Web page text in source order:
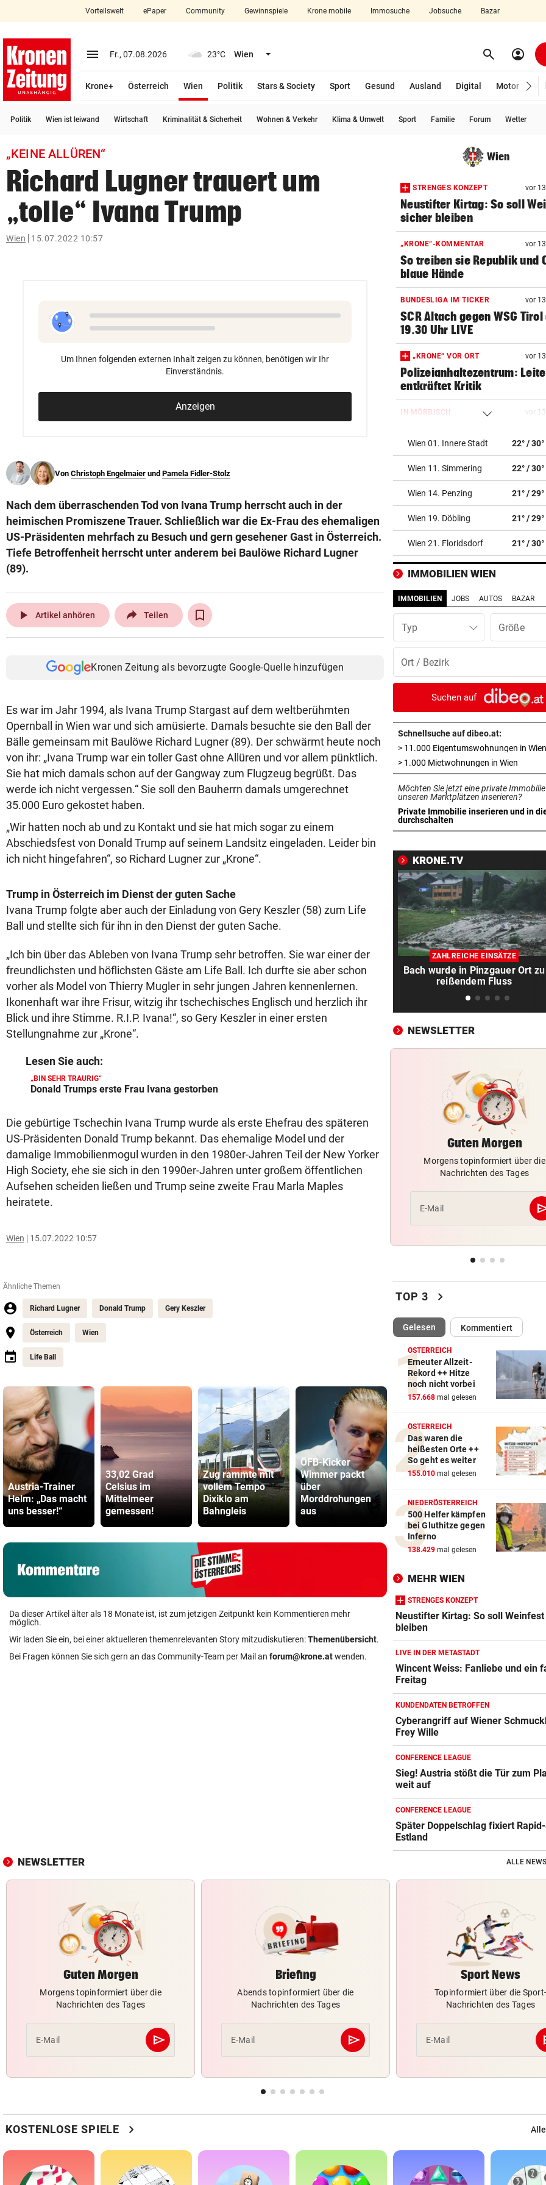
closeSchließen
account_circle Anmelden
arrow_right
bookmark
search
Suchbegriff
eingeben
Vorteilswelt ePaper Community Gewinnspiele Krone mobile Immosuche Jobsuche Bazar
menu Menü aufklappen
Fr., 07.08.2026 23°C Wien Menü aufklappen search Suchen
account_circle
Krone+ Österreich Wien
Politik
Stars & Society Sport Gesund Ausland Digital Motor
Politik Wien ist leiwand Wirtschaft Kriminalität & Sicherheit Wohnen & Verkehr Klima & Umwelt Sport Familie Forum Wetter
„KEINE ALLÜREN“
Richard Lugner trauert um
„tolle“ Ivana Trump
Wien 15.07.2022 10:57
Um Ihnen folgenden externen Inhalt zeigen zu können, benötigen wir Ihr
Einverständnis.
Anzeigen
Von Christoph Engelmaier und Pamela Fidler-Stolz
Nach dem überraschenden Tod von Ivana Trump herrscht auch in der
heimischen Promiszene Trauer. Schließlich war die Ex-Frau des ehemaligen
US-Präsidenten mehrfach zu Besuch und gern gesehener Gast in Österreich.
Tiefe Betroffenheit herrscht unter anderem bei Baulöwe Richard Lugner
(89).
play_arrow Artikel anhören Teilen
Kronen Zeitung als bevorzugte Google-Quelle hinzufügen
Es war im Jahr 1994, als Ivana Trump Stargast auf dem weltberühmten
Opernball in Wien war und sich amüsierte. Damals besuchte sie den Ball der
Bälle gemeinsam mit Baulöwe Richard Lugner (89). Der schwärmt heute noch
von ihr: „Ivana Trump war ein toller Gast ohne Allüren und vor allem pünktlich.
Sie hat mich damals schon auf der Gangway zum Flugzeug begrüßt. Das
werde ich nicht vergessen.“ Sie soll den Bauherrn damals umgerechnet
35.000 Euro gekostet haben.
„Wir hatten noch ab und zu Kontakt und sie hat mich sogar zu einem
Abschiedsfest von Donald Trump auf seinem Landsitz eingeladen. Leider bin
ich nicht hingefahren“, so Richard Lugner zur „Krone“.
Trump in Österreich im Dienst der guten Sache
Ivana Trump folgte aber auch der Einladung von Gery Keszler (58) zum Life
Ball und stellte sich für ihn in den Dienst der guten Sache.
„Ich bin über das Ableben von Ivana Trump sehr betroffen. Sie war einer der
freundlichsten und höflichsten Gäste am Life Ball. Ich durfte sie aber schon
vorher als Model von Thierry Mugler in sehr jungen Jahren kennenlernen.
Ikonenhaft war ihre Frisur, witzig ihr tschechisches Englisch und herzlich ihr
Blick und ihre Stimme. R.I.P. Ivana!“, so Gery Keszler in einer ersten
Stellungnahme zur „Krone“.
Lesen Sie auch:
„BIN SEHR TRAURIG“
Donald Trumps erste Frau Ivana gestorben
Die gebürtige Tschechin Ivana Trump wurde als erste Ehefrau des späteren
US-Präsidenten Donald Trump bekannt. Das ehemalige Model und der
damalige Immobilienmogul wurden in den 1980er-Jahren Teil der New Yorker
High Society, ehe sie sich in den 1990er-Jahren unter großem öffentlichen
Aufsehen scheiden ließen und Trump seine zweite Frau Marla Maples
heiratete.
Wien 15.07.2022 10:57
Ähnliche Themen
Richard Lugner Donald Trump Gery Keszler
Österreich Wien
Life Ball
Austria-Trainer
Helm: „Das macht
uns besser!“
33,02 Grad
Celsius im
Mittelmeer
gemessen!
Zug rammte mit
vollem Tempo
Dixiklo am
Bahngleis
ÖFB-Kicker
Wimmer packt
über
Morddrohungen
aus
„Habe Fiakerlied
mit dem
Bürgermeister
gesungen“
Anwalt:
begegnet“
Da dieser Artikel älter als 18 Monate ist, ist zum jetzigen Zeitpunkt kein Kommentieren mehr
möglich.
Wir laden Sie ein, bei einer aktuelleren themenrelevanten Story mitzudiskutieren:Themenübersicht.
Bei Fragen können Sie sich gern an das Community-Team per Mail an forum@krone.atwenden.
Wien
STRENGES KONZEPT vor
Neustifter Kirtag: So soll
sicher bleiben
„KRONE“-KOMMENTAR vor
So treiben sie Republik und
blaue Hände
BUNDESLIGA IM TICKER vor
SCR Altach gegen WSG Tirol
19.30 Uhr LIVE
„KRONE“ VOR ORT vor
Polizeianhaltezentrum:
entkräftet Kritik
IN MÖRBISCH vor
Andrea Berg live
ELTERN SCHLUGEN ALARM vor
Lottogewinner schickte
Bilder an Teenager
OKTOBERFEST 2026 vor
Leni Klum präsentiert eigene
Dirndl-Kollektion
„KRONE“-KOMMENTAR
Ein Sieg des Antisemitismus
AUF BURG TAGGENBRUNN
„Totale Eskalation“ mit
WETTLAUF IN EUROPA vor
Wann kommen die Robotaxis
nach Österreich?
MEGA-PROJEKT WACKELT vor
„Im Ausland rollen sie uns
roten Teppich aus“
LIVE IN DER METASTADT vor 5
Wincent Weiss: Fanliebe
falscher Freitag
20 x iPhone 16 mit Krone
Abo zu gewinnen!
WOHL SCHWER VERLETZT
„Sah sehr schlimm aus“ –
um Salzburg-Kicker
BULLEN-NOTEN IM DETAIL
Kapitän und „Zauber-
Austria-Trainer Helm: „Das
uns besser!“
KUNDENDATEN BETROFFEN
Cyberangriff auf Wiener
Schmuckhändler Frey Wille
EUROPA-LEAGUE-QUALI
Joker Tabakovic führt
Last-Minute-Sieg
Erste Anklage gegen Israeli
Gaza-Krieg
Sportboss Katzer: „Fahren
Wien 01. Innere Stadt 22° / 30°
Wien 11. Simmering 22° / 30°
Wien 14. Penzing 21° / 29°
Wien 19. Döbling 21° / 29°
Wien 21. Floridsdorf 21° / 30°
IMMOBILIEN WIEN
IMMOBILIEN JOBS AUTOS BAZAR
Typ
Suchen auf
Schnellsuche auf dibeo.at:
> 11.000 Eigentumswohnungen in Wien
> 1.000 Mietwohnungen in Wien
Möchten Sie jetzt eine private
unseren Marktplätzen inserieren?
Private Immobilie inserieren und in
durchschalten
in neuem Tab öffnen
KRONE.TV
ZAHLREICHE EINSÄTZE
Bach wurde in Pinzgauer Ort zu
reißendem Fluss
NEWSLETTER
Guten Morgen
Morgens topinformiert über die
Nachrichten des Tages
E-Mail
TOP 3 chevron_right
Gelesen(ausgewählt)Kommentiert
ÖSTERREICH
Erneuter Allzeit-
Rekord ++ Hitze
noch nicht vorbei
157.668 mal gelesen
ÖSTERREICH
Das waren die
heißesten Orte ++
So geht es weiter
155.010 mal gelesen
NIEDERÖSTERREICH
500 Helfer kämpfen
bei Gluthitze gegen
Inferno
138.429 mal gelesen
MEHR WIEN
STRENGES KONZEPT
Neustifter Kirtag: So soll
bleiben
LIVE IN DER METASTADT
Wincent Weiss: Fanliebe und ein
Freitag
KUNDENDATEN BETROFFEN
Cyberangriff auf Wiener
Frey Wille
CONFERENCE LEAGUE
Sieg! Austria stößt die Tür zum
weit auf
CONFERENCE LEAGUE
Später Doppelschlag fixiert
Estland
NEWSLETTER ALLE
Guten Morgen
Morgens topinformiert über die
Nachrichten des Tages
E-Mail send
Abschicken
Briefing
Abends topinformiert über die
Nachrichten des Tages
E-Mail send
Abschicken
Sport News
Topinformiert über die Sport-
Nachrichten des Tages
E-Mail
KOSTENLOSE SPIELE chevron_right